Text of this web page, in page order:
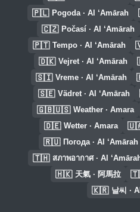
🇵🇱 Pogoda · Al ‘Amārah
🇨🇿 Počasí · Al ‘Amārah
🇵🇹 Tempo · Al ‘Amārah
🇩🇰 Vejret · Al ‘Amārah
🇸🇮 Vreme · Al ‘Amārah
🇸🇪 Vädret · Al ‘Amārah
🇬🇧🇺🇸 Weather · Amara
🇩🇪 Wetter · Amara
🇷🇺 Погода · Al ‘Amārah
🇹🇭 สภาพอากาศ · Al
🇭🇰 天氣 · 阿馬拉
🇰🇷 날씨 ·